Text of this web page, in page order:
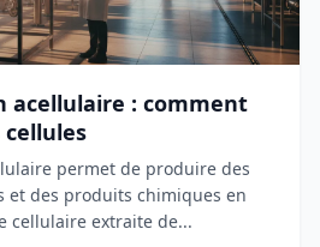
acellulaire : comment
cellules
permet de produire des
et des produits chimiques en
cellulaire extraite de...